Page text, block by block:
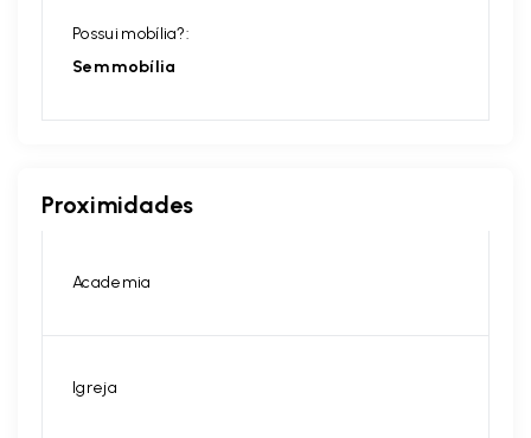
Possui mobília?:
Sem mobília
Proximidades
Academia
Igreja